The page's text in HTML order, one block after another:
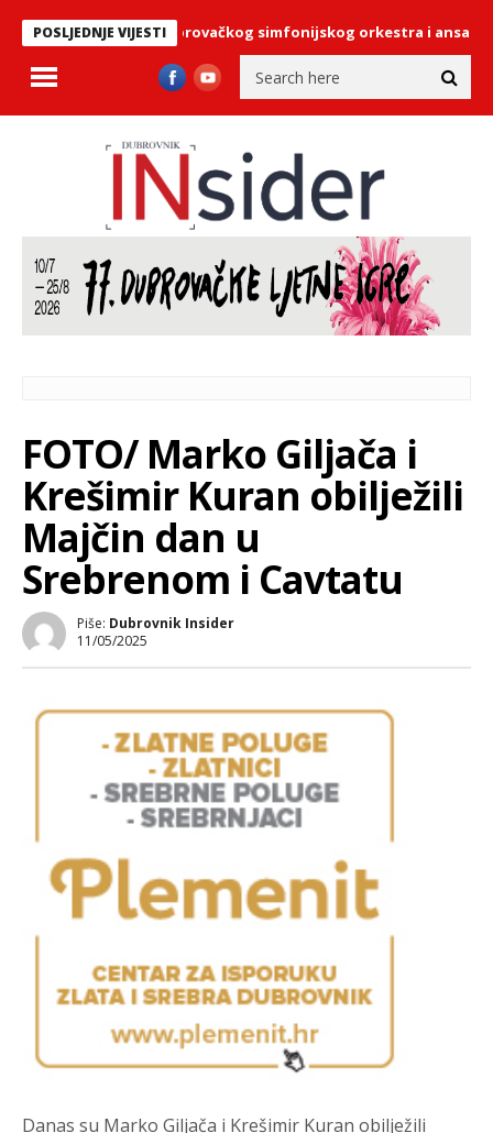
POSLJEDNJE VIJESTI
za koncerte Dubrovačkog simfonijskog orkestra i ansambla
FOTO/ Marko Giljača i
Krešimir Kuran obilježili
Majčin dan u
Srebrenom i Cavtatu
Piše: Dubrovnik Insider
11/05/2025
Danas su Marko Giljača i Krešimir Kuran obilježili